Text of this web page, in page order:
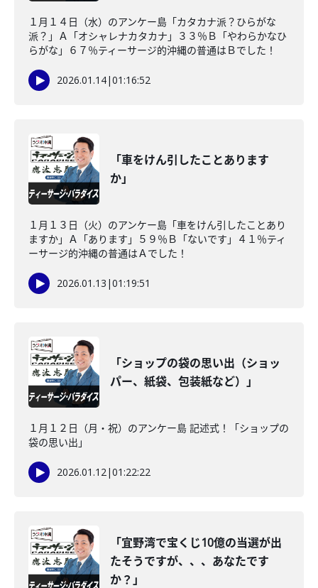
１月１４日（水）のアンケー島「カタカナ派？ひらがな
派？」Ａ「オシャレナカタカナ」３３％Ｂ「やわらかなひ
らがな」６７％ティーサージ的沖縄の普通はＢでした！
2026.01.14|01:16:52
「車をけん引したことあります
か」
１月１３日（火）のアンケー島「車をけん引したことあり
ますか」Ａ「あります」５９％Ｂ「ないです」４１％ティ
ーサージ的沖縄の普通はＡでした！
2026.01.13 |01:19:51
「ショップの袋の思い出（ショッ
パー、紙袋、包装紙など）」
１月１２日（月・祝）のアンケー島 記述式！「ショップの
袋の思い出」
2026.01.12|01:22:22
「宜野湾で宝くじ10億の当選が出
たそうですが、、、あなたです
か？」